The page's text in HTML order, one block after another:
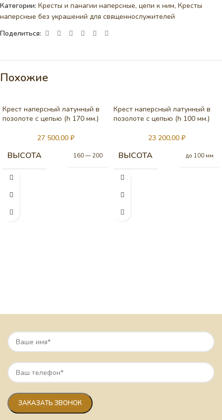
Категории: Кресты и панагии наперсные, цепи к ним, Кресты
наперсные без украшений для священнослужителей
Поделиться:
Похожие
Крест наперсный латунный в
позолоте с цепью (h 170 мм.)
27 500,00 ₽
ВЫСОТА 160 — 200
Крест наперсный латунный в
позолоте с цепью (h 100 мм.)
23 200,00 ₽
ВЫСОТА до 100 мм